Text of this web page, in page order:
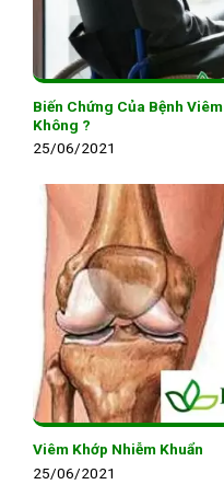
Biến Chứng Của Bệnh
Không ?
25/06/2021
Viêm Khớp Nhiễm Khuẩn
25/06/2021